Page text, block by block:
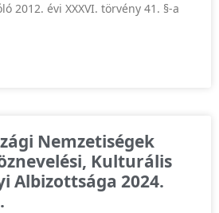
2012. évi XXXVI. törvény 41. §-a
Nemzetiségek
Kulturális
Albizottsága 2024.